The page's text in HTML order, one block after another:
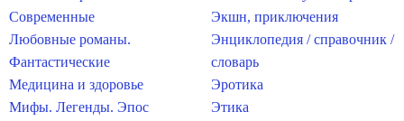
Современные
Любовные романы.
Фантастические
Медицина и здоровье
Мифы. Легенды. Эпос
Экшн, приключения
Энциклопедия / справочник /
словарь
Эротика
Этика